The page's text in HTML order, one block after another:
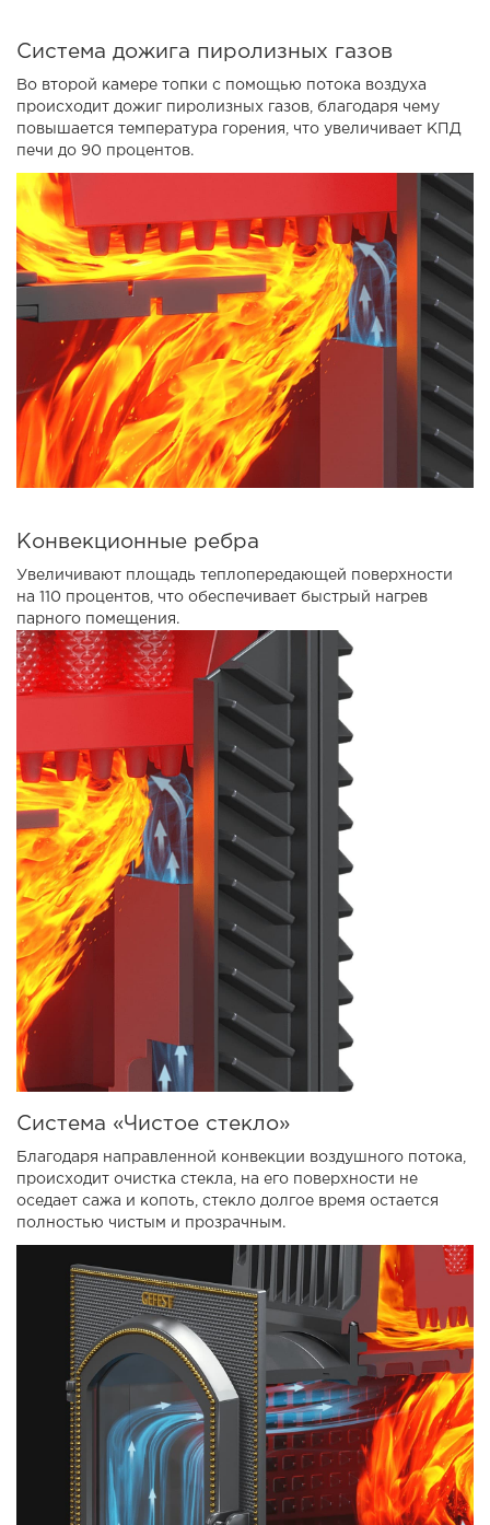
Система дожига пиролизных газов
Во второй камере топки с помощью потока воздуха
происходит дожиг пиролизных газов, благодаря чему
повышается температура горения, что увеличивает КПД
печи до 90 процентов.
Конвекционные ребра
Увеличивают площадь теплопередающей поверхности
на 110 процентов, что обеспечивает быстрый нагрев
парного помещения.
Система «Чистое стекло»
Благодаря направленной конвекции воздушного потока,
происходит очистка стекла, на его поверхности не
оседает сажа и копоть, стекло долгое время остается
полностью чистым и прозрачным.